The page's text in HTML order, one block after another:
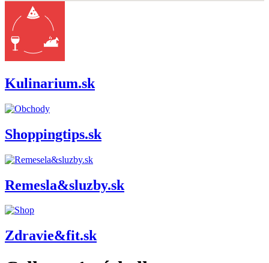
Kulinarium.sk
Shoppingtips.sk
Remesla&sluzby.sk
Zdravie&fit.sk